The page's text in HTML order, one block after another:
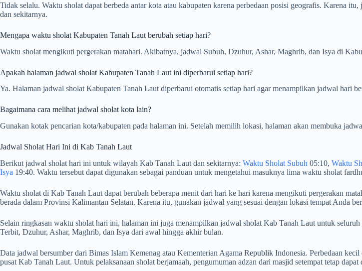
Tidak selalu. Waktu sholat dapat berbeda antar kota atau kabupaten karena perbedaan posisi geografis. Karena
dan sekitarnya.
Mengapa waktu sholat Kabupaten Tanah Laut berubah setiap hari?
Waktu sholat mengikuti pergerakan matahari. Akibatnya, jadwal Subuh, Dzuhur, Ashar, Maghrib, dan Isya di
Apakah halaman jadwal sholat Kabupaten Tanah Laut ini diperbarui setiap hari?
Ya. Halaman jadwal sholat Kabupaten Tanah Laut diperbarui otomatis setiap hari agar menampilkan jadwal hari
Bagaimana cara melihat jadwal sholat kota lain?
Gunakan kotak pencarian kota/kabupaten pada halaman ini. Setelah memilih lokasi, halaman akan membuka
Jadwal Sholat Hari Ini di Kab Tanah Laut
Berikut jadwal sholat hari ini untuk wilayah Kab Tanah Laut dan sekitarnya: Waktu Sholat Subuh 05:10, Waktu
Isya 19:40. Waktu tersebut dapat digunakan sebagai panduan untuk mengetahui masuknya lima waktu sholat
Waktu sholat di Kab Tanah Laut dapat berubah beberapa menit dari hari ke hari karena mengikuti pergerakan
berada dalam Provinsi Kalimantan Selatan. Karena itu, gunakan jadwal yang sesuai dengan lokasi tempat Anda
Selain ringkasan waktu sholat hari ini, halaman ini juga menampilkan jadwal sholat Kab Tanah Laut untuk
Terbit, Dzuhur, Ashar, Maghrib, dan Isya dari awal hingga akhir bulan.
Data jadwal bersumber dari Bimas Islam Kemenag atau Kementerian Agama Republik Indonesia. Perbedaan
pusat Kab Tanah Laut. Untuk pelaksanaan sholat berjamaah, pengumuman adzan dari masjid setempat tetap